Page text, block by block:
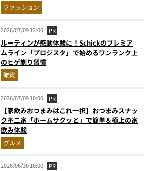
ファッション
2026/07/09 12:00 PR
ルーティンが感動体験に！Schickのプレミア
ムライン「プロジスタ」で始めるワンランク上
のヒゲ剃り習慣
雑貨
2026/07/09 10:00 PR
【家飲みおつまみはこれ一択】おつまみスナッ
ク不二家「ホームサクッと」で簡単＆極上の家
飲み体験
グルメ
2026/06/30 10:00 PR